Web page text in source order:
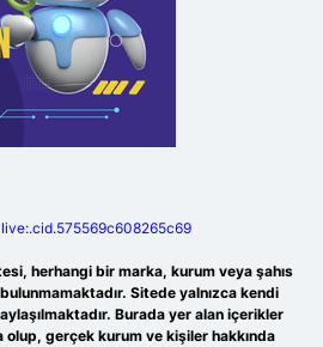
herhangi bir marka, kurum veya şahıs
Sitede yalnızca kendi
Burada yer alan içerikler
gerçek kurum ve kişiler hakkında